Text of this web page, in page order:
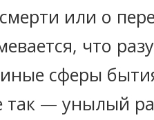
или о
что
сферы
так — унылый